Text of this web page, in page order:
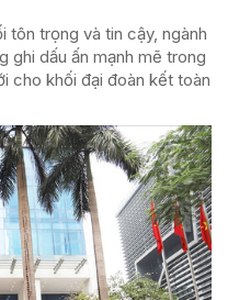
tôn trọng và tin cậy, ngành
ghi dấu ấn mạnh mẽ trong
cho khối đại đoàn kết toàn